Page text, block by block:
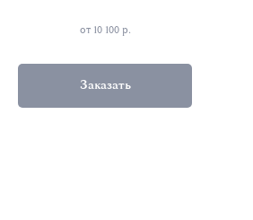
от 10 100 р.
Заказать